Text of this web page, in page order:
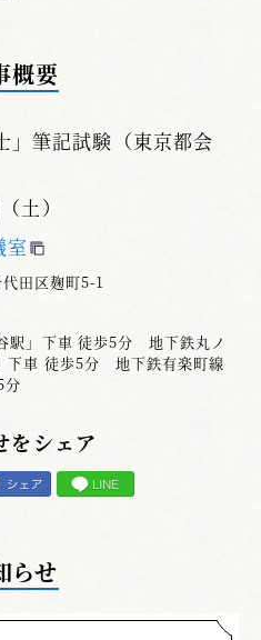
概要
」筆記試験（東京都会
土）
室
田区麹町5-1
駅」下車 徒歩5分 地下鉄丸ノ
下車 徒歩5分 地下鉄有楽町線
分
をシェア
らせ